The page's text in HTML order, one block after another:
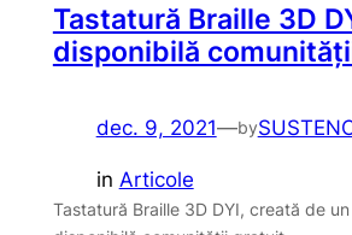
Tastatură Braille 3D
disponibilă
dec. 9, 2021—by
in Articole
Tastatură Braille 3D DYI, creată de